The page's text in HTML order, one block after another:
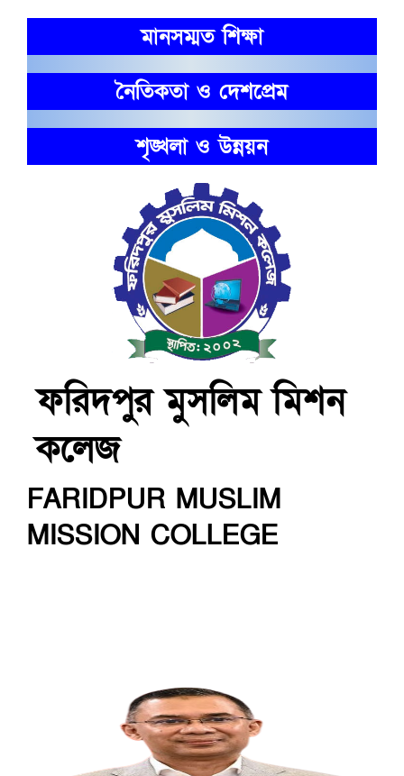
মানসম্মত শিক্ষা
নৈতিকতা ও দেশপ্রেম
শৃঙ্খলা ও উন্নয়ন
ফরিদপুর মুসলিম মিশন
কলেজ
FARIDPUR MUSLIM
MISSION COLLEGE